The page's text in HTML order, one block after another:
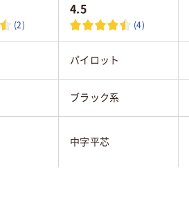
(2)
4.5
(4)
パイロット
ブラック系
中字平芯